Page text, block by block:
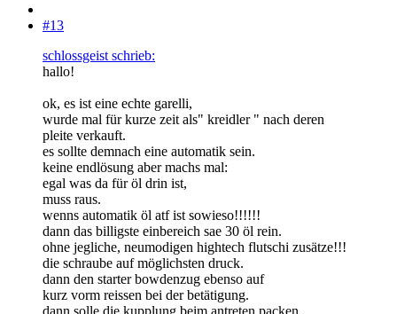
#13
schlossgeist schrieb:
hallo!
ok, es ist eine echte garelli,
wurde mal für kurze zeit als" kreidler " nach deren
pleite verkauft.
es sollte demnach eine automatik sein.
keine endlösung aber machs mal:
egal was da für öl drin ist,
muss raus.
wenns automatik öl atf ist sowieso!!!!!!
dann das billigste einbereich sae 30 öl rein.
ohne jegliche, neumodigen hightech flutschi zusätze!!!
die schraube auf möglichsten druck.
dann den starter bowdenzug ebenso auf
kurz vorm reissen bei der betätigung.